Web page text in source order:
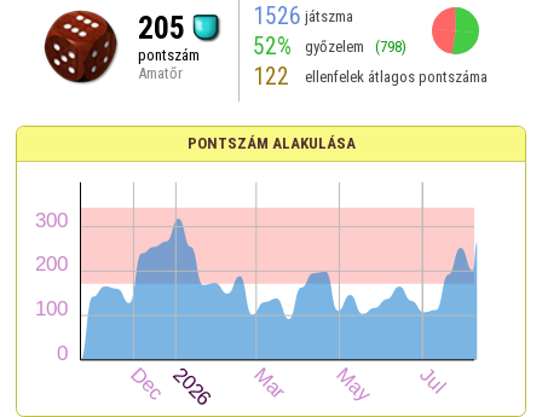
205
pontszám
Amatőr
1526 játszma
52% győzelem (798)
122 ellenfelek átlagos pontszáma
PONTSZÁM ALAKULÁSA